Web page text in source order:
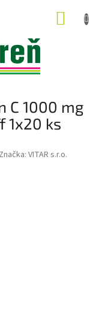
C 1000 mg
1x20 ks
Značka: VITAR s.r.o.